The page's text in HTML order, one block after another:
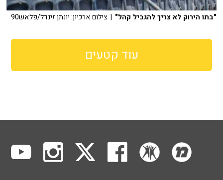
"בתו הירוק לא צריך להגביל קהל" | צילום ארכיון: יונתן זינדל/פלאש90
עוד קטעים